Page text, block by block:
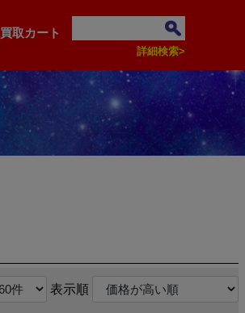
買取カート
詳細検索>
表示順